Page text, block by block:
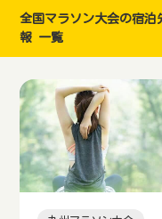
全国マラソン大会の宿
報 一覧